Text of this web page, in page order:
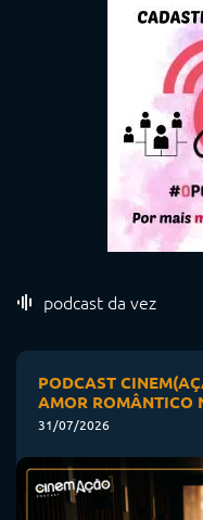
podcast da vez
PODCAST
AMOR ROMÂNTICO
31/07/2026